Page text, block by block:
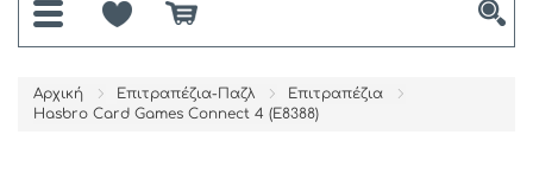
Αρχική Επιτραπέζια-Παζλ
Επιτραπέζια
Hasbro Card Games Connect 4 (E8388)